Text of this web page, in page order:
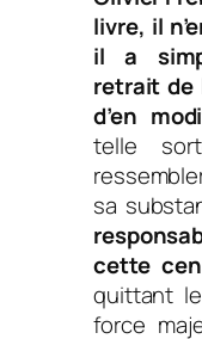
livre, il
il a
retrait de
d’en
telle
sa
cette
quittant
force